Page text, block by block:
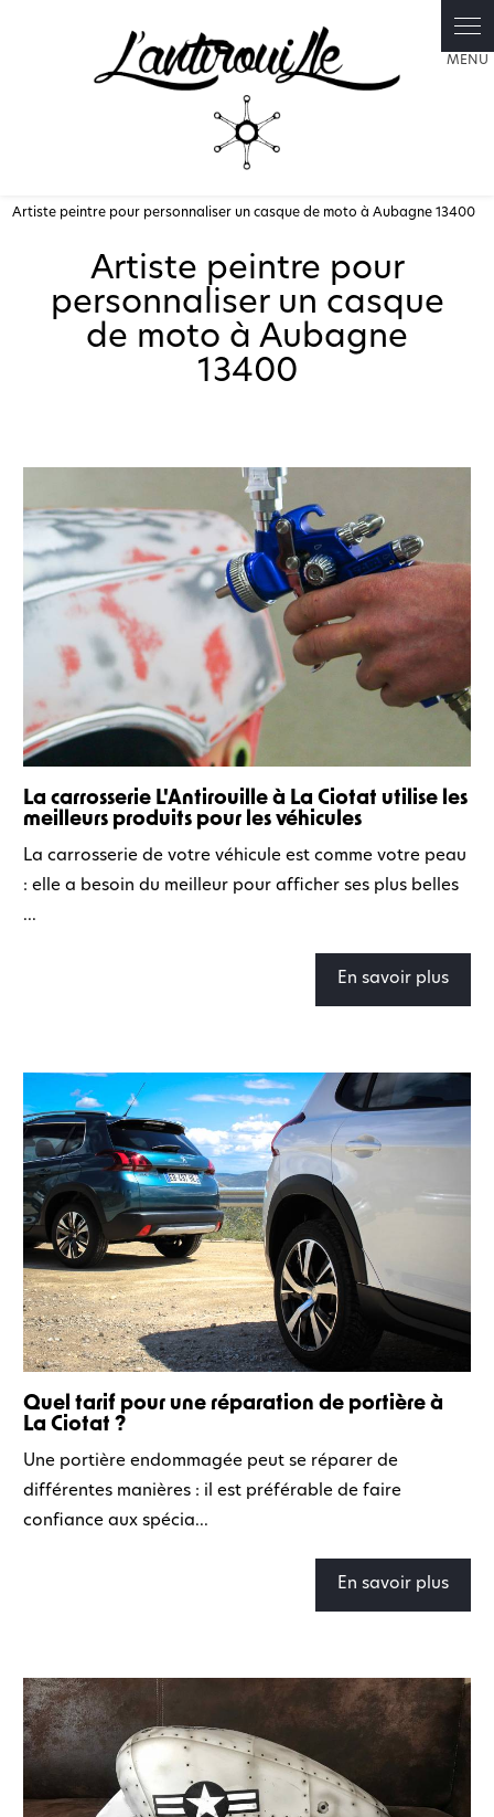
Artiste peintre pour personnaliser un casque de moto à Aubagne 13400
Artiste peintre pour
personnaliser un casque
de moto à Aubagne
13400
La carrosserie L'Antirouille à La Ciotat utilise les
meilleurs produits pour les véhicules
La carrosserie de votre véhicule est comme votre peau
: elle a besoin du meilleur pour afficher ses plus belles
...
En savoir plus
Quel tarif pour une réparation de portière à
La Ciotat ?
Une portière endommagée peut se réparer de
différentes manières : il est préférable de faire
confiance aux spécia...
En savoir plus